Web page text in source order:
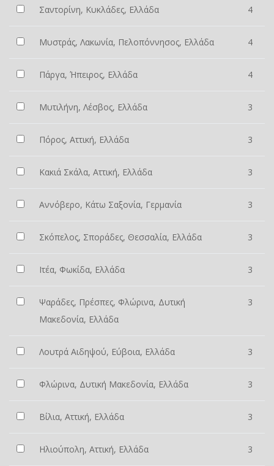
Σαντορίνη, Κυκλάδες, Ελλάδα 4
Μυστράς, Λακωνία, Πελοπόννησος, Ελλάδα 4
Πάργα, Ήπειρος, Ελλάδα 4
Μυτιλήνη, Λέσβος, Ελλάδα 3
Πόρος, Αττική, Ελλάδα 3
Κακιά Σκάλα, Αττική, Ελλάδα 3
Αννόβερο, Κάτω Σαξονία, Γερμανία 3
Σκόπελος, Σποράδες, Θεσσαλία, Ελλάδα 3
Ιτέα, Φωκίδα, Ελλάδα 3
Ψαράδες, Πρέσπες, Φλώρινα, Δυτική
Μακεδονία, Ελλάδα
3
Λουτρά Αιδηψού, Εύβοια, Ελλάδα 3
Φλώρινα, Δυτική Μακεδονία, Ελλάδα 3
Βίλια, Αττική, Ελλάδα 3
Ηλιούπολη, Αττική, Ελλάδα 3